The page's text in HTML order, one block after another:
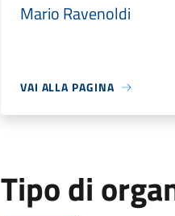
Mario Ravenoldi
VAI ALLA PAGINA
Tipo di